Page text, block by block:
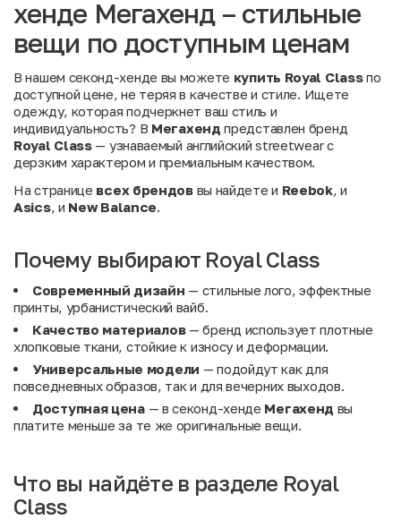
хенде Мегахенд – стильные
вещи по доступным ценам
В нашем секонд-хенде вы можете купить Royal Classпо
доступной цене, не теряя в качестве и стиле. Ищете
одежду, которая подчеркнет ваш стиль и
индивидуальность? В Мегахенд представлен бренд
Royal Class— узнаваемый английский streetwear с
дерзким характером и премиальным качеством.
На странице всех брендоввы найдете и Reebok, и
Asics, и New Balance.
Почему выбирают Royal Class
Современный дизайн — стильные лого, эффектные
принты, урбанистический вайб.
Качество материалов— бренд использует плотные
хлопковые ткани, стойкие к износу и деформации.
Универсальные модели — подойдут как для
повседневных образов, так и для вечерних выходов.
Доступная цена— в секонд-хенде Мегахенд вы
платите меньше за те же оригинальные вещи.
Что вы найдёте в разделе Royal
Class